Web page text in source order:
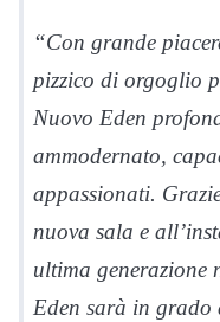
“Con grande
pizzico di orgoglio
Nuovo Eden
ammodernato,
appassionati.
nuova sala e
ultima generazione
Eden sarà in